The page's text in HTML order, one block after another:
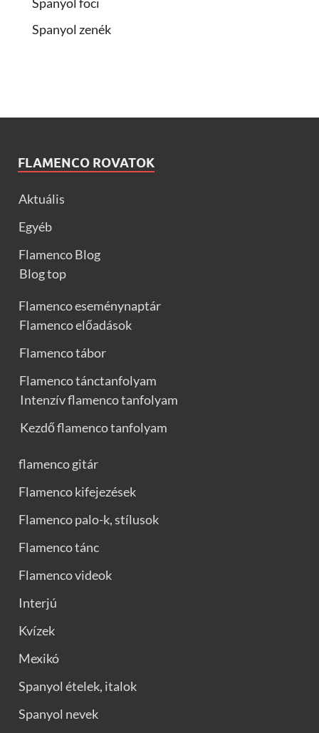
Spanyol zenék
FLAMENCO ROVATOK
Aktuális
Egyéb
Flamenco Blog
Blog top
Flamenco eseménynaptár
Flamenco előadások
Flamenco tábor
Flamenco tánctanfolyam
Intenzív flamenco tanfolyam
Kezdő flamenco tanfolyam
flamenco gitár
Flamenco kifejezések
Flamenco palo-k, stílusok
Flamenco tánc
Flamenco videok
Interjú
Kvízek
Mexikó
Spanyol ételek, italok
Spanyol nevek